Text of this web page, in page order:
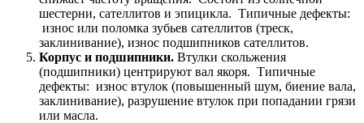
шестерни, сателлитов и эпицикла. Типичные дефекты:
износ или поломка зубьев сателлитов (треск,
заклинивание), износ подшипников сателлитов.
Корпус и подшипники. Втулки скольжения
(подшипники) центрируют вал якоря. Типичные
дефекты: износ втулок (повышенный шум, биение вала,
заклинивание), разрушение втулок при попадании грязи
или масла.